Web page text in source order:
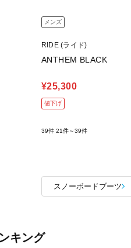
メンズ
RIDE (ライド)
ANTHEM BLACK
¥25,300
値下げ
39件 21件～39件
スノーボードブーツ
キング